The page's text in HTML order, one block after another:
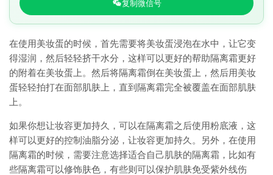
复制微信号
在使用美妆蛋的时候，首先需要将美妆蛋浸泡在水中，让它变
得湿润，然后轻轻挤干水分，这样可以更好的帮助隔离霜更好
的附着在美妆蛋上。然后将隔离霜倒在美妆蛋上，然后用美妆
蛋轻轻拍打在面部肌肤上，直到隔离霜完全被覆盖在面部肌肤
上。
如果你想让妆容更加持久，可以在隔离霜之后使用粉底液，这
样可以更好的控制油脂分泌，让妆容更加持久。另外，在使用
隔离霜的时候，需要注意选择适合自己肌肤的隔离霜，比如有
些隔离霜可以修饰肤色，有些则可以保护肌肤免受紫外线伤